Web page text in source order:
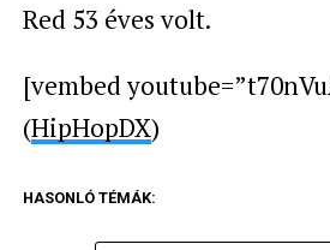
Red 53 éves volt.
[vembed
(HipHopDX)
HASONLÓ TÉMÁK: